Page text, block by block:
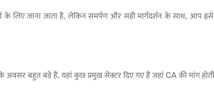
के लिए जाना जाता है, लेकिन समर्पण और सही मार्गदर्शन के साथ,
अवसर बहुत बड़े हैं. यहां कुछ प्रमुख सेक्टर दिए गए हैं जहां CA की मांग